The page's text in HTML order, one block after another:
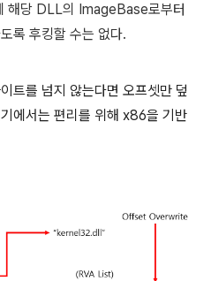
해당 DLL의 ImageBase로부터
록 후킹할 수는 없다.
트를 넘지 않는다면 오프셋만 덮
에서는 편리를 위해 x86을 기반